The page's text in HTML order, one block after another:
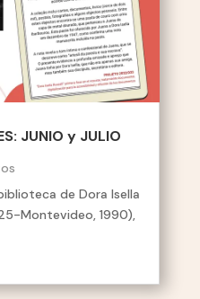
JUNIO y JULIO
de Dora Isella
Montevideo, 1990),